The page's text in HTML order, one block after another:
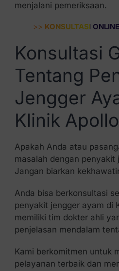
menjalani pemeriksaan.
>> KONSULTASI
Konsultasi
Tentang
Jengger
Klinik Apollo
Apakah Anda atau
masalah dengan penyakit
Jangan biarkan
Anda bisa berkonsultasi
penyakit jengger ayam di
memiliki tim dokter ahli
penjelasan mendalam
Kami berkomitmen untuk
pelayanan terbaik dan